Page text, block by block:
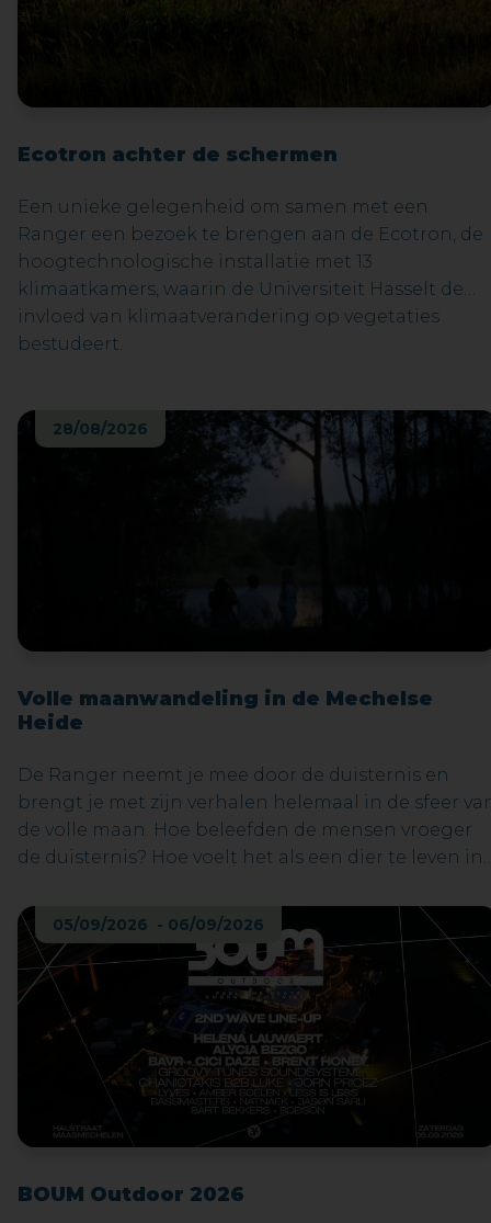
Ecotron achter de schermen
Een unieke gelegenheid om samen met een
Ranger een bezoek te brengen aan de Ecotron, de
hoogtechnologische installatie met 13
klimaatkamers, waarin de Universiteit Hasselt de
invloed van klimaatverandering op vegetaties
bestudeert.
28/08/2026
Volle maanwandeling in de Mechelse
Heide
De Ranger neemt je mee door de duisternis en
brengt je met zijn verhalen helemaal in de sfeer
de volle maan. Hoe beleefden de mensen vroeger
de duisternis? Hoe voelt het als een dier te leven in
horen? Deze en vele andere vragen worden
beantwoord op de wandeling. Een zaklantaarn
mag je meenemen, maar slechts in noodgevallen
gebruiken.
05/09/2026 - 06/09/2026
BOUM Outdoor 2026